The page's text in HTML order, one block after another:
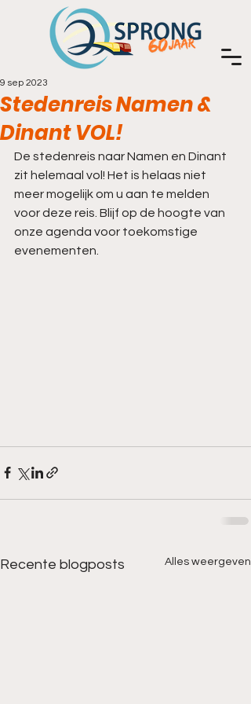
Stedenreis Namen &
Dinant VOL!
9 sep 2023
De stedenreis naar Namen en Dinant
zit helemaal vol! Het is helaas niet
meer mogelijk om u aan te melden
voor deze reis. Blijf op de hoogte van
onze agenda voor toekomstige
evenementen.
Recente blogposts Alles weergeven